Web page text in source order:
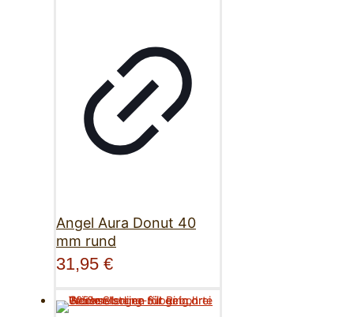
Angel Aura Donut 40
mm rund
31,95 €